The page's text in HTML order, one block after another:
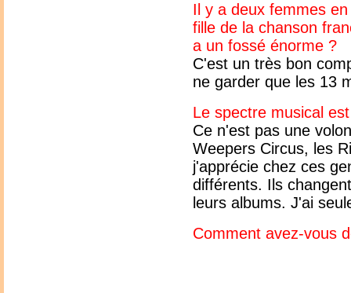
Il y a deux femmes
fille de la chanson
a un fossé énorme ?
C'est un très bon
ne garder que les 13
Le spectre musical
Ce n'est pas une
Weepers Circus, les
j'apprécie chez ces
différents. Ils
leurs albums. J'ai
Comment avez-vous